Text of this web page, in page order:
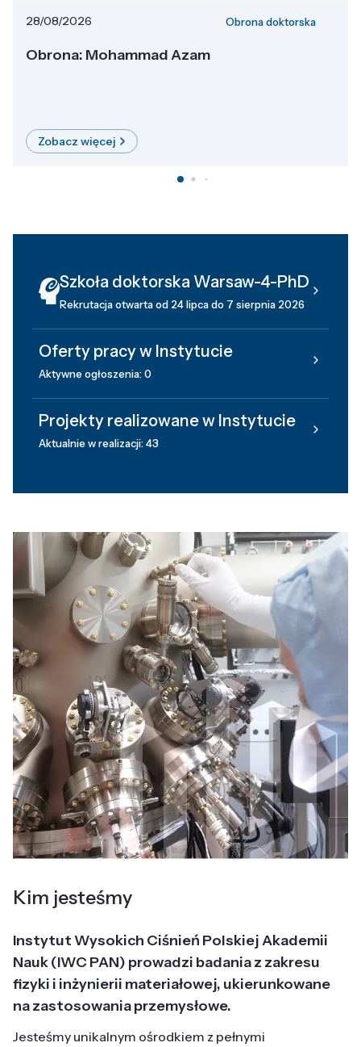
28/08/2026 Obrona doktorska
Obrona: Mohammad Azam
Zobacz więcej
Szkoła doktorska Warsaw-4-PhD
Rekrutacja otwarta od 24 lipca do 7 sierpnia 2026
Oferty pracy w Instytucie
Aktywne ogłoszenia: 0
Projekty realizowane w Instytucie
Aktualnie w realizacji: 43
Kim jesteśmy
Instytut Wysokich Ciśnień Polskiej Akademii
Nauk (IWC PAN) prowadzi badania z zakresu
fizyki i inżynierii materiałowej, ukierunkowane
na zastosowania przemysłowe.
Jesteśmy unikalnym ośrodkiem z pełnymi